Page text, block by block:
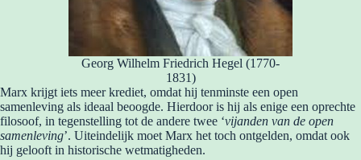
Georg Wilhelm Friedrich Hegel (1770-
1831)
Marx krijgt iets meer krediet, omdat hij tenminste een open
samenleving als ideaal beoogde. Hierdoor is hij als enige een oprechte
filosoof, in tegenstelling tot de andere twee ‘vijanden van de open
samenleving’. Uiteindelijk moet Marx het toch ontgelden, omdat ook
hij gelooft in historische wetmatigheden.